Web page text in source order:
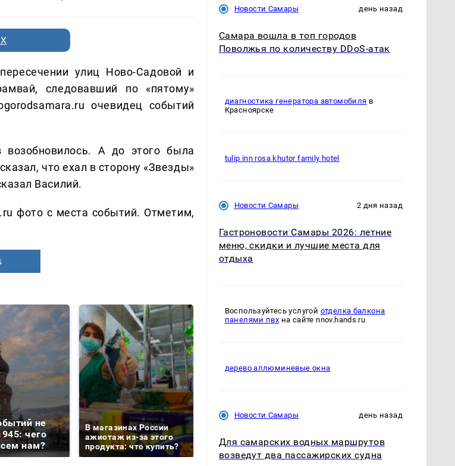
улиц Ново-Садовой и
следовавший по «пятому»
очевидец событий
А до этого была
что ехал в сторону «Звезды»
Василий.
фото с места событий. Отметим,
не
чего
нам?
В магазинах России
ажиотаж из-за этого
продукта: что купить?
СМИ: В Химках на
полицейскую
подожгли.
Где будет встреча
России: Европа?
Новости Самары день назад
Самара вошла в топ городов
Поволжья по количеству DDoS-атак
диагностика генератора автомобиля в
Красноярске
tulip inn rosa khutor family hotel
Новости Самары 2 дня назад
Гастроновости Самары 2026: летние
меню, скидки и лучшие места для
отдыха
Воспользуйтесь услугой отделка балкона
панелями пвх на сайте nnov.hands.ru
дерево аллюминевые окна
Новости Самары день назад
Для самарских водных маршрутов
возведут два пассажирских судна